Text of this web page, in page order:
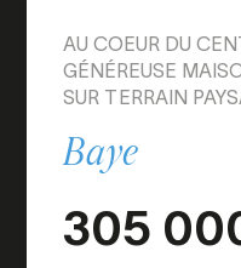
AU COEUR DU
GÉNÉREUSE
SUR TERRAIN
Baye
305